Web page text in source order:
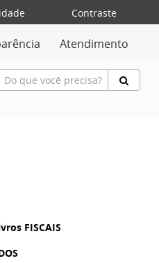
Contraste
Atendimento
FISCAIS